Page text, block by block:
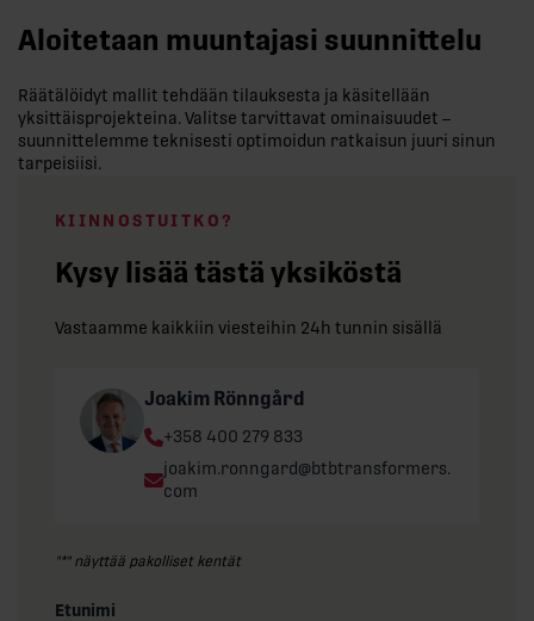
Aloitetaan muuntajasi suunnittelu
Räätälöidyt mallit tehdään tilauksesta ja käsitellään
yksittäisprojekteina. Valitse tarvittavat ominaisuudet –
suunnittelemme teknisesti optimoidun ratkaisun juuri sinun
tarpeisiisi.
KIINNOSTUITKO?
Kysy lisää tästä yksiköstä
Vastaamme kaikkiin viesteihin 24h tunnin sisällä
Joakim Rönngård
Phone:
+358 400 279 833
Email:
joakim.ronngard@btbtransformers.
com
"*" näyttää pakolliset kentät
Etunimi